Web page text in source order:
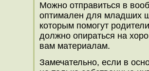
Можно отправиться в
оптимален для младших
которым помогут
должно опираться на
вам материалам.
Замечательно, если в